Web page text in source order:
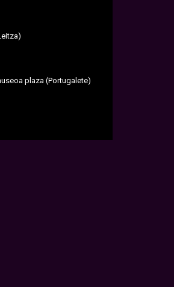
plaza (Portugalete)